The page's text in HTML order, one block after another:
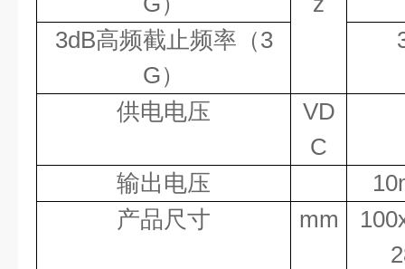
3dB高频截止频率（3
G）
供电电压
VD
C
输出电压
产品尺寸
mm